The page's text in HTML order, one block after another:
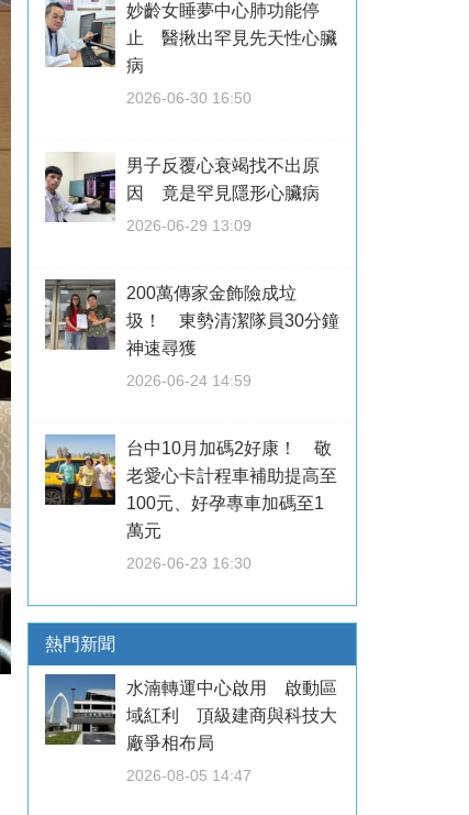
妙齡女睡夢中心肺功能停
止 醫揪出罕見先天性心臟
病
2026-06-30 16:50
男子反覆心衰竭找不出原
因 竟是罕見隱形心臟病
2026-06-29 13:09
200萬傳家金飾險成垃
圾！ 東勢清潔隊員30分鐘
神速尋獲
2026-06-24 14:59
台中10月加碼2好康！ 敬
老愛心卡計程車補助提高至
100元、好孕專車加碼至1
萬元
2026-06-23 16:30
熱門新聞
水湳轉運中心啟用 啟動區
域紅利 頂級建商與科技大
廠爭相布局
2026-08-05 14:47